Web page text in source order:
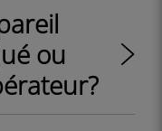
ou